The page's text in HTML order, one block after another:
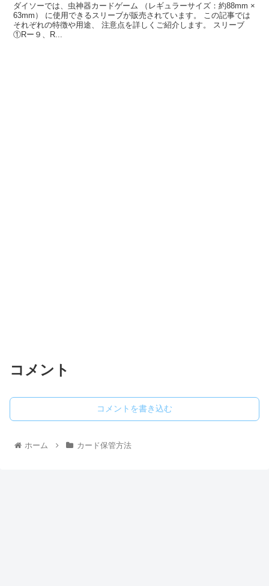
ダイソーでは、虫神器カードゲーム （レギュラーサイズ：約88mm ×
63mm） に使用できるスリーブが販売されています。 この記事では
それぞれの特徴や用途、 注意点を詳しくご紹介します。 スリーブ
①Rー９、R...
コメント
コメントを書き込む
ホーム カード保管方法